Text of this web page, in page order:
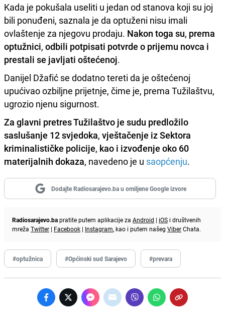
Kada je pokušala useliti u jedan od stanova koji su joj
bili ponuđeni, saznala je da optuženi nisu imali
ovlaštenje za njegovu prodaju. Nakon toga su, prema
optužnici, odbili potpisati potvrde o prijemu novca i
prestali se javljati oštećenoj.
Danijel Džafić se dodatno tereti da je oštećenoj
upućivao ozbiljne prijetnje, čime je, prema Tužilaštvu,
ugrozio njenu sigurnost.
Za glavni pretres Tužilaštvo je sudu predložilo
saslušanje 12 svjedoka, vještačenje iz Sektora
kriminalističke policije, kao i izvođenje oko 60
materijalnih dokaza, navedeno je u saopćenju.
Dodajte Radiosarajevo.ba u omiljene Google izvore
Radiosarajevo.bapratite putem aplikacije za Android | iOS i društvenih
mreža Twitter | Facebook | Instagram, kao i putem našeg ViberChata.
#optužnica #Općinski sud Sarajevo #prevara